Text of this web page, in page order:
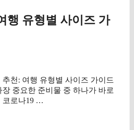
행 유형별 사이즈 가
추천: 여행 유형별 사이즈 가이드
중요한 준비물 중 하나가 바로
코로나19 …